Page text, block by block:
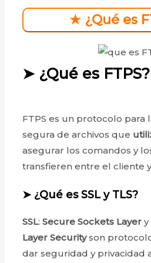
★ ¿Qué es
➤ ¿Qué es FTPS?
FTPS es un protocolo para
segura de archivos que
asegurar los comandos y
transfieren entre el cliente
➤ ¿Qué es SSL y TLS?
SSL:Secure Sockets Layer y
Layer Securityson
dar seguridad y privacidad